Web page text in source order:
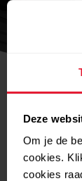
Deze
Om je de
cookies.
cookies